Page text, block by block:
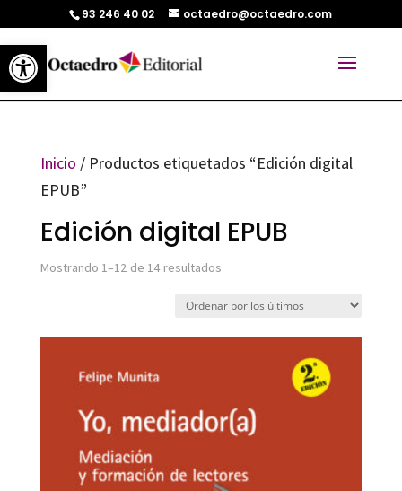
Abrir barra de herramientas
93 246 40 02 octaedro@octaedro.com
Inicio / Productos etiquetados “Edición digital
EPUB”
Edición digital EPUB
Mostrando 1–12 de 14 resultadosOrdenado